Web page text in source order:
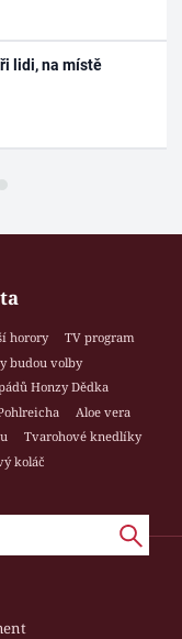
lidi, na místě
horory
TV program
budou volby
Honzy Dědka
Aloe vera
Tvarohové knedlíky
koláč